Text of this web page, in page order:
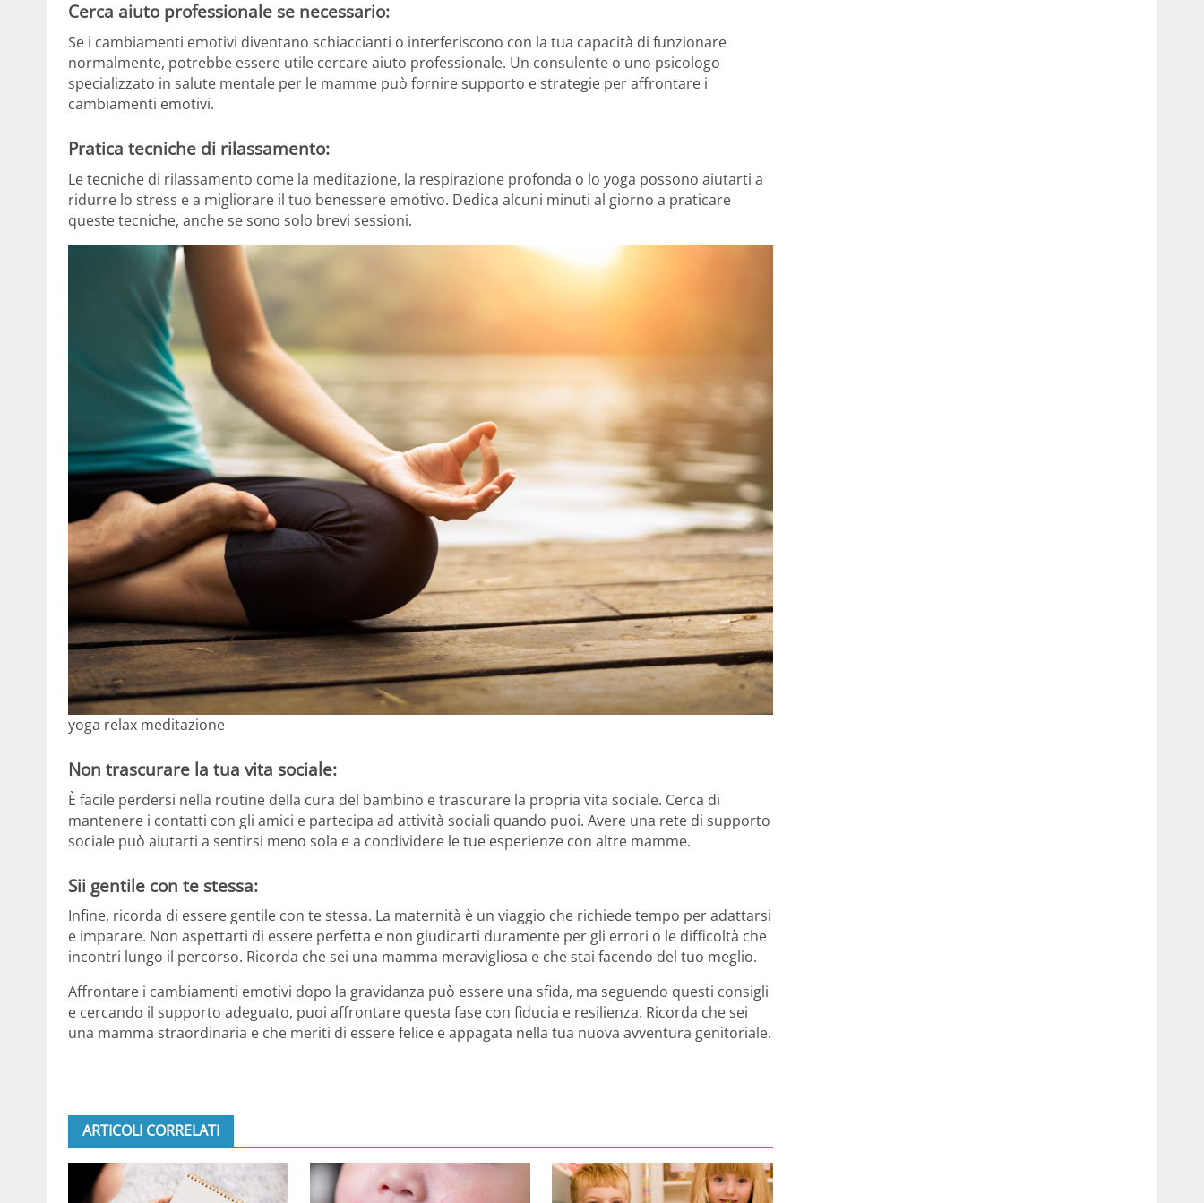
Cerca aiuto professionale se necessario:
Se i cambiamenti emotivi diventano schiaccianti o interferiscono con la tua capacità di funzionare
normalmente, potrebbe essere utile cercare aiuto professionale. Un consulente o uno psicologo
specializzato in salute mentale per le mamme può fornire supporto e strategie per affrontare i
cambiamenti emotivi.
Pratica tecniche di rilassamento:
Le tecniche di rilassamento come la meditazione, la respirazione profonda o lo yoga possono aiutarti a
ridurre lo stress e a migliorare il tuo benessere emotivo. Dedica alcuni minuti al giorno a praticare
queste tecniche, anche se sono solo brevi sessioni.
yoga relax meditazione
Non trascurare la tua vita sociale:
È facile perdersi nella routine della cura del bambino e trascurare la propria vita sociale. Cerca di
mantenere i contatti con gli amici e partecipa ad attività sociali quando puoi. Avere una rete di supporto
sociale può aiutarti a sentirsi meno sola e a condividere le tue esperienze con altre mamme.
Sii gentile con te stessa:
Infine, ricorda di essere gentile con te stessa. La maternità è un viaggio che richiede tempo per adattarsi
e imparare. Non aspettarti di essere perfetta e non giudicarti duramente per gli errori o le difficoltà che
incontri lungo il percorso. Ricorda che sei una mamma meravigliosa e che stai facendo del tuo meglio.
Affrontare i cambiamenti emotivi dopo la gravidanza può essere una sfida, ma seguendo questi consigli
e cercando il supporto adeguato, puoi affrontare questa fase con fiducia e resilienza. Ricorda che sei
una mamma straordinaria e che meriti di essere felice e appagata nella tua nuova avventura genitoriale.
ARTICOLI CORRELATI